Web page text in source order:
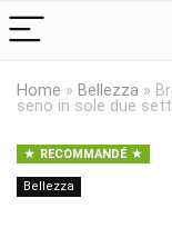
Home » Bellezza »
seno in sole due
RECOMMANDÉ
Bellezza